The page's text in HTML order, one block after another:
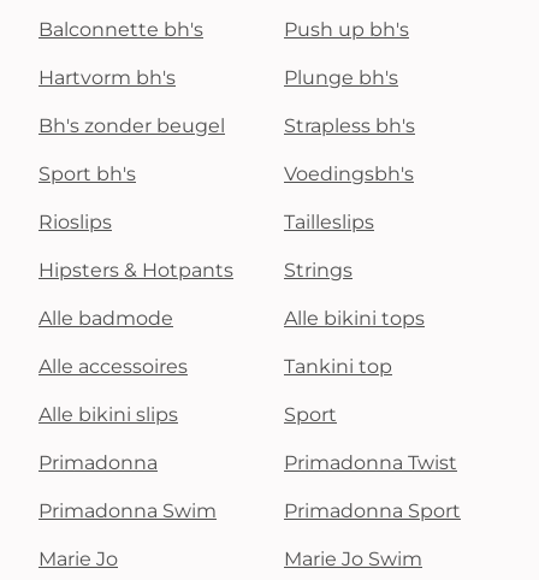
Balconnette bh's Push up bh's
Hartvorm bh's Plunge bh's
Bh's zonder beugel Strapless bh's
Sport bh's Voedingsbh's
Rioslips Tailleslips
Hipsters & Hotpants Strings
Alle badmode Alle bikini tops
Alle accessoires Tankini top
Alle bikini slips Sport
Primadonna Primadonna Twist
Primadonna Swim Primadonna Sport
Marie Jo Marie Jo Swim